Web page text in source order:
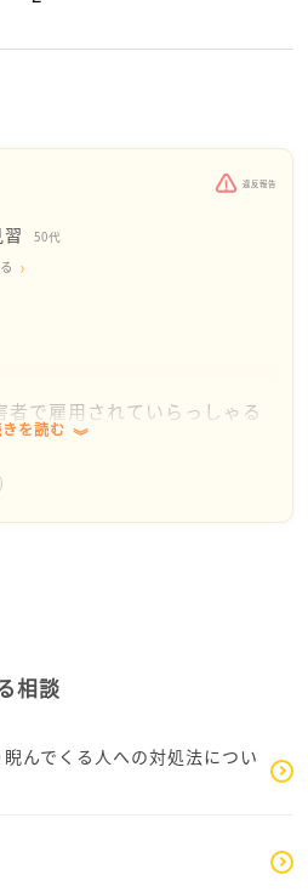
違反報告
50代
で雇用されていらっしゃる
ししたことがありますが、
れている感じをしたとか、き
いたことを覚えています。
えはすばらしい考えです
てないケースを多くお見かけ
お勧めします。
を読む
相談
んでくる人への対処法につい